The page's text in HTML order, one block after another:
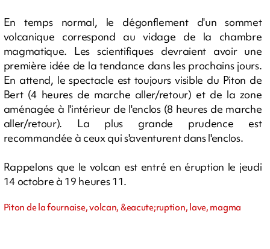
En temps normal, le dégonflement d'un sommet
volcanique correspond au vidage de la chambre
magmatique. Les scientifiques devraient avoir une
première idée de la tendance dans les prochains jours.
En attend, le spectacle est toujours visible du Piton de
Bert (4 heures de marche aller/retour) et de la zone
aménagée à l'intérieur de l'enclos (8 heures de marche
aller/retour). La plus grande prudence est
recommandée à ceux qui s'aventurent dans l'enclos.
Rappelons que le volcan est entré en éruption le jeudi
14 octobre à 19 heures 11.
Piton de la fournaise, volcan, &eacute;ruption, lave, magma